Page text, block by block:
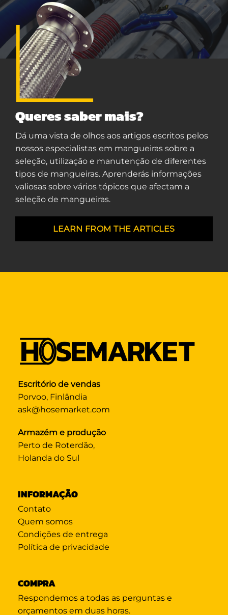
Queres saber mais?
Dá uma vista de olhos aos artigos escritos pelos
nossos especialistas em mangueiras sobre a
seleção, utilização e manutenção de diferentes
tipos de mangueiras. Aprenderás informações
valiosas sobre vários tópicos que afectam a
seleção de mangueiras.
LEARN FROM THE ARTICLES
Escritório de vendas
Porvoo, Finlândia
ask@hosemarket.com
Armazém e produção
Perto de Roterdão,
Holanda do Sul
INFORMAÇÃO
Contato
Quem somos
Condições de entrega
Política de privacidade
COMPRA
Respondemos a todas as perguntas e
orçamentos em duas horas.